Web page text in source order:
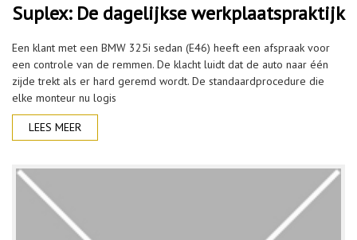
Suplex: De dagelijkse werkplaatspraktijk
Een klant met een BMW 325i sedan (E46) heeft een afspraak voor
een controle van de remmen. De klacht luidt dat de auto naar één
zijde trekt als er hard geremd wordt. De standaardprocedure die
elke monteur nu logis
LEES MEER